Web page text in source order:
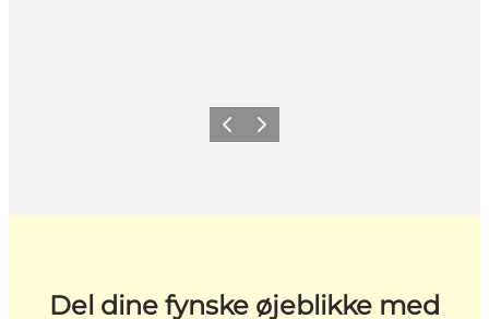
ForrigeNæste
Del dine fynske øjeblikke med